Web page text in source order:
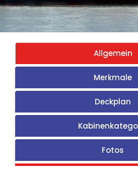
Allgemein
Merkmale
Deckplan
Fotos